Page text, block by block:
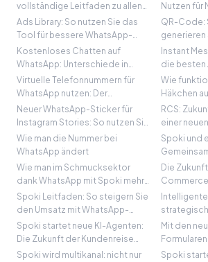
vollständige Leitfaden zu allen
Funktionen
Nutzen für
und
Ads Library: So nutzen Sie das
Tool für bessere WhatsApp-
Anzeigen
QR-Code:
kostenlos,
Web
Kostenloses Chatten auf
WhatsApp: Unterschiede in
Effektivität und Kosten
zwischen WhatsApp Business
und der WhatsApp API
Instant
die besten
sie optimal
Virtuelle Telefonnummern für
WhatsApp nutzen: Der
komplette Leitfaden
Wie
Häkchen
komplette
Neuer WhatsApp-Sticker für
Instagram Stories: So nutzen Sie
ihn
RCS:
einer
Evolution
Wie man die Nummer bei
WhatsApp ändert
Spoki und
E-
und
Wie man im Schmucksektor
dank WhatsApp mit Spoki mehr
Verkäufe erzielt
Die
Spoki Leitfaden: So steigern Sie
den Umsatz mit WhatsApp-
Marketing
Spoki startet neue KI-Agenten:
Die Zukunft der Kundenreise
beginnt jetzt
Mit den
WhatsApp
Spoki wird multikanal: nicht nur
Spoki